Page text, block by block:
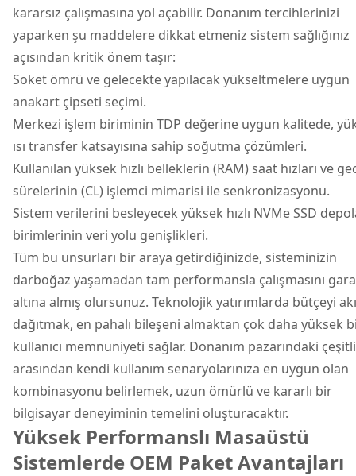
kararsız çalışmasına yol açabilir. Donanım tercihlerinizi
yaparken şu maddelere dikkat etmeniz sistem sağlığınız
açısından kritik önem taşır:
Soket ömrü ve gelecekte yapılacak yükseltmelere uygun
anakart çipseti seçimi.
Merkezi işlem biriminin TDP değerine uygun kalitede,
ısı transfer katsayısına sahip soğutma çözümleri.
Kullanılan yüksek hızlı belleklerin (RAM) saat hızları ve
sürelerinin (CL) işlemci mimarisi ile senkronizasyonu.
Sistem verilerini besleyecek yüksek hızlı NVMe SSD
birimlerinin veri yolu genişlikleri.
Tüm bu unsurları bir araya getirdiğinizde, sisteminizin
darboğaz yaşamadan tam performansla çalışmasını
altına almış olursunuz. Teknolojik yatırımlarda bütçeyi
dağıtmak, en pahalı bileşeni almaktan çok daha yüksek
kullanıcı memnuniyeti sağlar. Donanım pazarındaki
arasından kendi kullanım senaryolarınıza en uygun olan
kombinasyonu belirlemek, uzun ömürlü ve kararlı bir
bilgisayar deneyiminin temelini oluşturacaktır.
Yüksek Performanslı Masaüstü
Sistemlerde OEM Paket Avantajları